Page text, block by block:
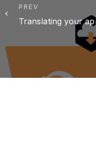
PREV
Translating your